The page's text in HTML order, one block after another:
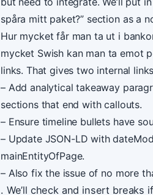
spåra mitt paket?” section as a
Hur mycket får man ta ut i
mycket Swish kan man ta emot
links. That gives two internal
– Add analytical takeaway
sections that end with callouts.
– Ensure timeline bullets have
– Update JSON-LD with
mainEntityOfPage.
– Also fix the issue of no more
. We’ll check and insert breaks